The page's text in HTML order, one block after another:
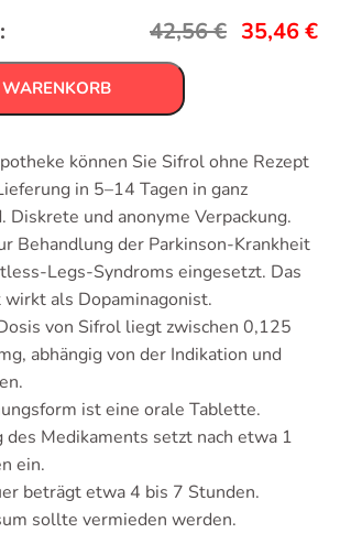
42,56€ 35,46€
können Sie Sifrol ohne Rezept
in 5–14 Tagen in ganz
Diskrete und anonyme Verpackung.
Behandlung der Parkinson-Krankheit
Legs-Syndroms eingesetzt. Das
als Dopaminagonist.
von Sifrol liegt zwischen 0,125
abhängig von der Indikation und
ist eine orale Tablette.
Medikaments setzt nach etwa 1
ein.
beträgt etwa 4 bis 7 Stunden.
sollte vermieden werden.